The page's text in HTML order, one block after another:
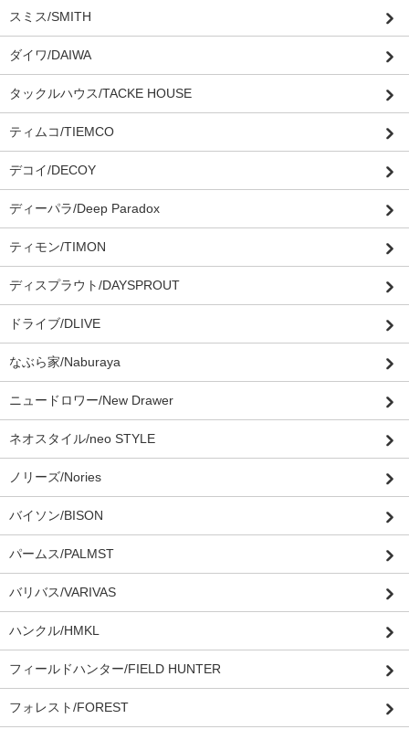
スミス/SMITH
ダイワ/DAIWA
タックルハウス/TACKE HOUSE
ティムコ/TIEMCO
デコイ/DECOY
ディーパラ/Deep Paradox
ティモン/TIMON
ディスプラウト/DAYSPROUT
ドライブ/DLIVE
なぶら家/Naburaya
ニュードロワー/New Drawer
ネオスタイル/neo STYLE
ノリーズ/Nories
バイソン/BISON
パームス/PALMST
バリバス/VARIVAS
ハンクル/HMKL
フィールドハンター/FIELD HUNTER
フォレスト/FOREST